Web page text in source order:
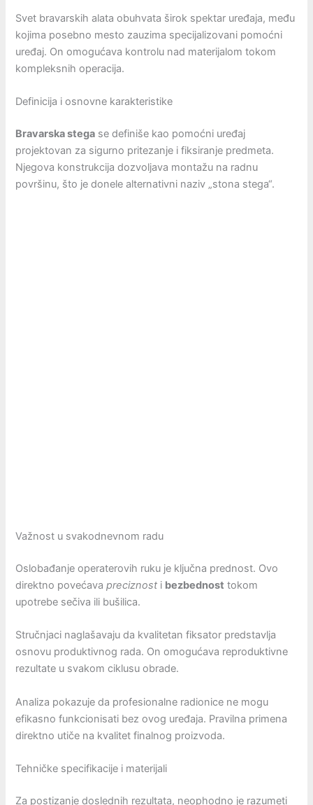
Svet bravarskih alata obuhvata širok spektar uređaja, među
kojima posebno mesto zauzima specijalizovani pomoćni
uređaj. On omogućava kontrolu nad materijalom tokom
kompleksnih operacija.
Definicija i osnovne karakteristike
Bravarska stega se definiše kao pomoćni uređaj
projektovan za sigurno pritezanje i fiksiranje predmeta.
Njegova konstrukcija dozvoljava montažu na radnu
površinu, što je donele alternativni naziv „stona stega“.
Važnost u svakodnevnom radu
Oslobađanje operaterovih ruku je ključna prednost. Ovo
direktno povećavapreciznost i bezbednost tokom
upotrebe sečiva ili bušilica.
Stručnjaci naglašavaju da kvalitetan fiksator predstavlja
osnovu produktivnog rada. On omogućava reproduktivne
rezultate u svakom ciklusu obrade.
Analiza pokazuje da profesionalne radionice ne mogu
efikasno funkcionisati bez ovog uređaja. Pravilna primena
direktno utiče na kvalitet finalnog proizvoda.
Tehničke specifikacije i materijali
Za postizanje doslednih rezultata, neophodno je razumeti